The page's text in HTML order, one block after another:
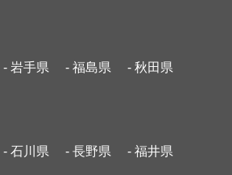
- 岩手県 - 福島県
- 秋田県
- 石川県 - 長野県 - 福井県